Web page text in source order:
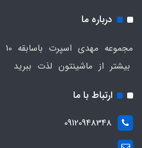
درباره ما
بیشتر از ماشینتون لذت ببرید
ارتباط با ما
09120948348